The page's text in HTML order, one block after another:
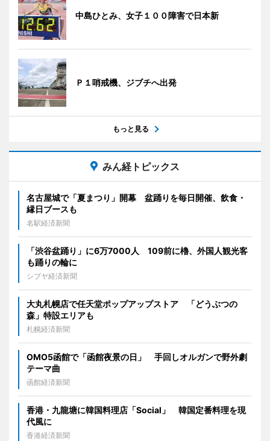
中島ひとみ、女子１００障害で日本新
Ｐ１哨戒機、ジブチへ出発
もっと見る
みん経トピックス
名古屋城で「夏まつり」開幕 盆踊りを毎日開催、飲食・
縁日ブースも
名駅経済新聞
「渋谷盆踊り」に6万7000人 109前に櫓、外国人観光客
も踊りの輪に
シブヤ経済新聞
大丸札幌店で任天堂ポップアップストア 「どうぶつの
森」特設エリアも
札幌経済新聞
OMO5函館で「函館夜景の日」 手回しオルガンで野外劇
テーマ曲
函館経済新聞
香港・九龍塘に韓国料理店「Social」 韓国定番料理を現
代風に
香港経済新聞